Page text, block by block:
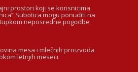
prostori koji se korisnicima
Subotica mogu ponuditi na
neposredne pogodbe
mesa i mlečnih proizvoda
letnjih meseci